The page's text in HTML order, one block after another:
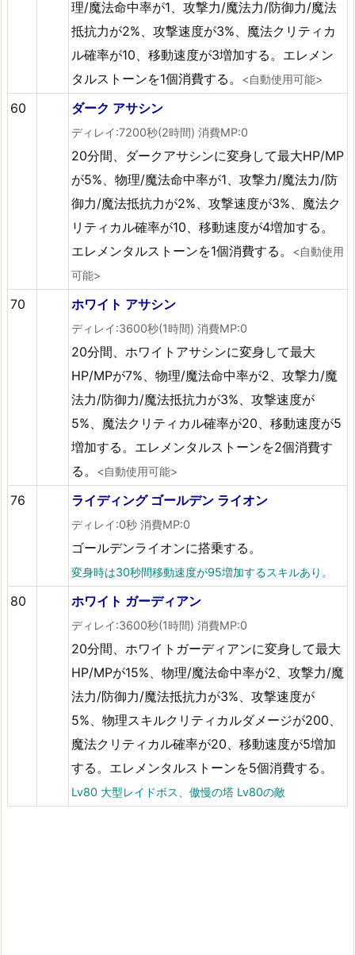
理/魔法命中率が1、攻撃力/魔法力/防御力/魔法
抵抗力が2%、攻撃速度が3%、魔法クリティカ
ル確率が10、移動速度が3増加する。エレメン
タルストーンを1個消費する。
<自動使用可能>
60 ダーク アサシン
ディレイ:7200秒(2時間) 消費MP:0
20分間、ダークアサシンに変身して最大HP/MP
が5%、物理/魔法命中率が1、攻撃力/魔法力/防
御力/魔法抵抗力が2%、攻撃速度が3%、魔法ク
リティカル確率が10、移動速度が4増加する。
エレメンタルストーンを1個消費する。
<自動使用
可能>
70 ホワイト アサシン
ディレイ:3600秒(1時間) 消費MP:0
20分間、ホワイトアサシンに変身して最大
HP/MPが7%、物理/魔法命中率が2、攻撃力/魔
法力/防御力/魔法抵抗力が3%、攻撃速度が
5%、魔法クリティカル確率が20、移動速度が5
増加する。エレメンタルストーンを2個消費す
る。
<自動使用可能>
76 ライディング ゴールデン ライオン
ディレイ:0秒 消費MP:0
ゴールデンライオンに搭乗する。
変身時は30秒間移動速度が95増加するスキルあり。
80 ホワイト ガーディアン
ディレイ:3600秒(1時間) 消費MP:0
20分間、ホワイトガーディアンに変身して最大
HP/MPが15%、物理/魔法命中率が2、攻撃力/魔
法力/防御力/魔法抵抗力が3%、攻撃速度が
5%、物理スキルクリティカルダメージが200、
魔法クリティカル確率が20、移動速度が5増加
する。エレメンタルストーンを5個消費する。
Lv80 大型レイドボス、傲慢の塔 Lv80の敵